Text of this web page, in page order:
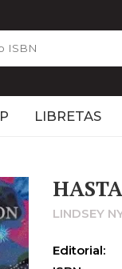
LIBRETAS
LINDSEY
Editorial: